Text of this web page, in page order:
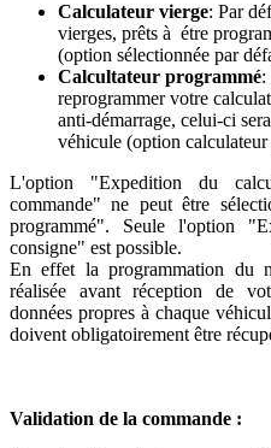
Calculateur vierge: Par
vierges, prêts à étre
(option sélectionnée par
Calcultateur programmé:
reprogrammer votre
anti-démarrage, celui-ci
véhicule (option
L'option "Expedition du
commande" ne peut être
programmé". Seule l'option
consigne" est possible.
En effet la programmation du
réalisée avant réception de
données propres à chaque
doivent obligatoirement être
Validation de la commande :